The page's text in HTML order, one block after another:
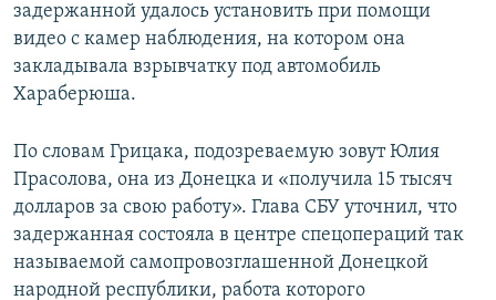
задержанной удалось установить при помощи
видео с камер наблюдения, на котором она
закладывала взрывчатку под автомобиль
Хараберюша.
По словам Грицака, подозреваемую зовут Юлия
Прасолова, она из Донецка и «получила 15 тысяч
долларов за свою работу». Глава СБУ уточнил, что
задержанная состояла в центре спецопераций так
называемой самопровозглашенной Донецкой
народной республики, работа которого